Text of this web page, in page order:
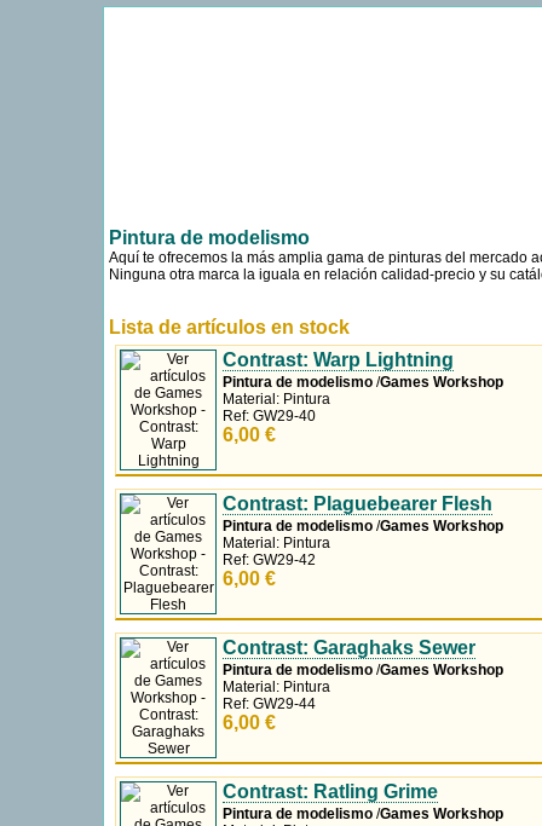
Pintura de modelismo
Aquí te ofrecemos la más amplia gama de pinturas del mercado
Ninguna otra marca la iguala en relación calidad-precio y su
Lista de artículos en stock
Pintura de modelismo/Games Workshop
Material: Pintura
Ref: GW29-40
6,00 €
Pintura de modelismo/Games Workshop
Material: Pintura
Ref: GW29-42
6,00 €
Pintura de modelismo/Games Workshop
Material: Pintura
Ref: GW29-44
6,00 €